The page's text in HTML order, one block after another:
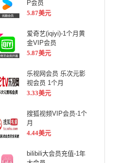
P会员
5.87美元
爱奇艺(iqiyi)-1个月黄
金VIP会员
5.87美元
乐视网会员 乐次元影
视会员 1个月
3.33美元
搜狐视频VIP会员-1个
月
4.44美元
bilibili大会员充值-1年